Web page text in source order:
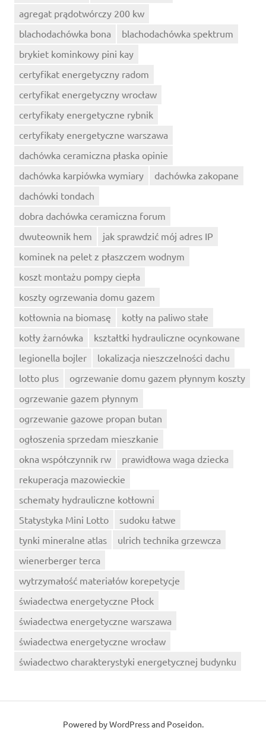
agregat prądotwórczy 200 kw
blachodachówka bona
blachodachówka spektrum
brykiet kominkowy pini kay
certyfikat energetyczny radom
certyfikat energetyczny wrocław
certyfikaty energetyczne rybnik
certyfikaty energetyczne warszawa
dachówka ceramiczna płaska opinie
dachówka karpiówka wymiary
dachówka zakopane
dachówki tondach
dobra dachówka ceramiczna forum
dwuteownik hem
jak sprawdzić mój adres IP
kominek na pelet z płaszczem wodnym
koszt montażu pompy ciepła
koszty ogrzewania domu gazem
kotłownia na biomasę
kotły na paliwo stałe
kotły żarnówka
kształtki hydrauliczne ocynkowane
legionella bojler
lokalizacja nieszczelności dachu
lotto plus
ogrzewanie domu gazem płynnym koszty
ogrzewanie gazem płynnym
ogrzewanie gazowe propan butan
ogłoszenia sprzedam mieszkanie
okna współczynnik rw
prawidłowa waga dziecka
rekuperacja mazowieckie
schematy hydrauliczne kotłowni
Statystyka Mini Lotto
sudoku łatwe
tynki mineralne atlas
ulrich technika grzewcza
wienerberger terca
wytrzymałość materiałów korepetycje
świadectwa energetyczne Płock
świadectwa energetyczne warszawa
świadectwa energetyczne wrocław
świadectwo charakterystyki energetycznej budynku
Powered byWordPressand Poseidon.